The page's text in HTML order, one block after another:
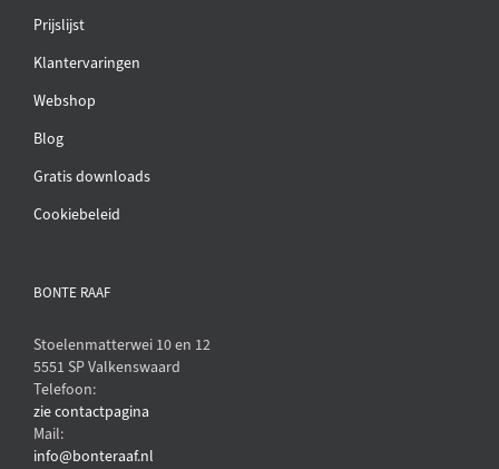
Prijslijst
Klantervaringen
Webshop
Blog
Gratis downloads
Cookiebeleid
BONTE RAAF
Stoelenmatterwei 10 en 12
5551 SP Valkenswaard
Telefoon:
zie contactpagina
Mail:
info@bonteraaf.nl